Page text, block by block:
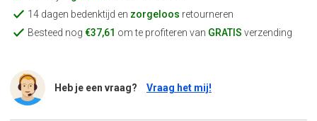
14 dagen bedenktijd en zorgeloos retourneren
Besteed nog €37,61 om te profiteren van GRATIS verzending
Heb je een vraag? Vraag het mij!